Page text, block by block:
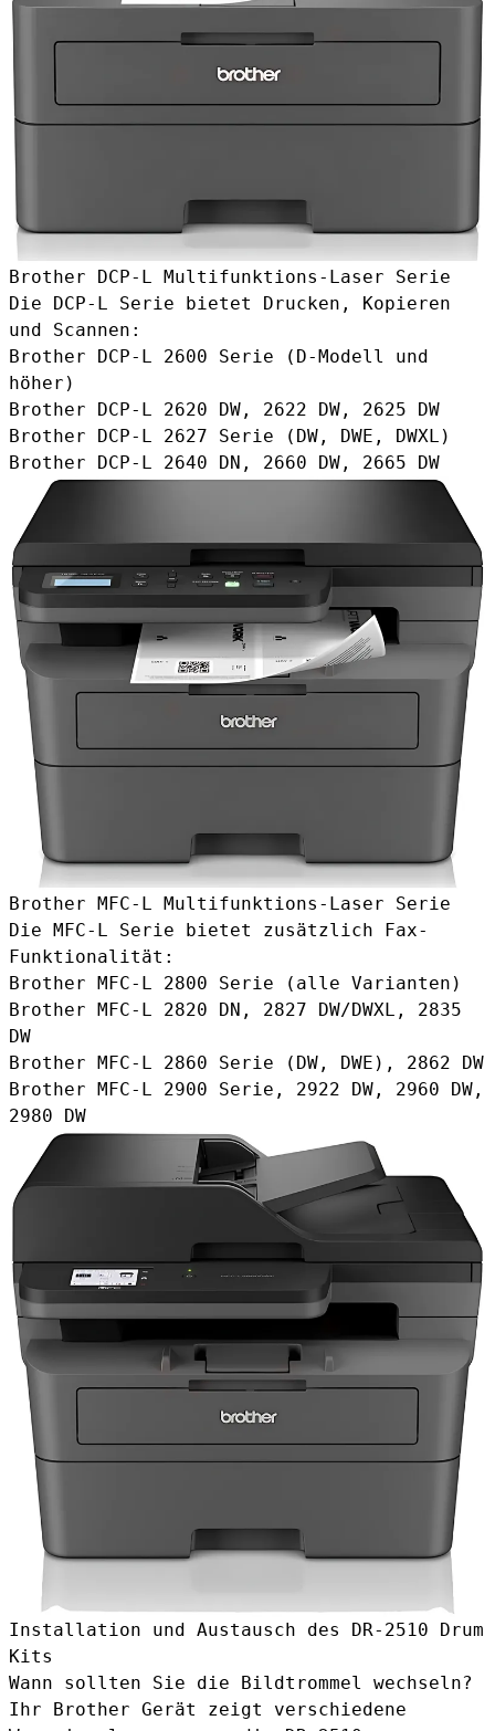
Brother DCP-L Multifunktions-Laser Serie
Die DCP-L Serie bietet Drucken, Kopieren
und Scannen:
Brother DCP-L 2600 Serie (D-Modell und
höher)
Brother DCP-L 2620 DW, 2622 DW, 2625 DW
Brother DCP-L 2627 Serie (DW, DWE, DWXL)
Brother DCP-L 2640 DN, 2660 DW, 2665 DW
Brother MFC-L Multifunktions-Laser Serie
Die MFC-L Serie bietet zusätzlich Fax-
Funktionalität:
Brother MFC-L 2800 Serie (alle Varianten)
Brother MFC-L 2820 DN, 2827 DW/DWXL, 2835
DW
Brother MFC-L 2860 Serie (DW, DWE), 2862 DW
Brother MFC-L 2900 Serie, 2922 DW, 2960 DW,
2980 DW
Installation und Austausch des DR-2510 Drum
Kits
Wann sollten Sie die Bildtrommel wechseln?
Ihr Brother Gerät zeigt verschiedene